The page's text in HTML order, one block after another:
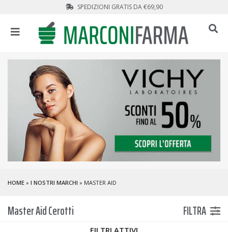
SPEDIZIONI GRATIS DA €69,90
HOME » I NOSTRI MARCHI » MASTER AID
Master Aid Cerotti FILTRA